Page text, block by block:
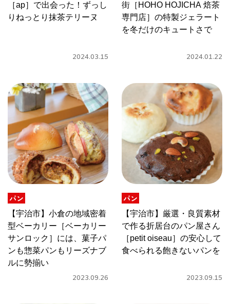
私と店のはなし
CULTURE
すべて
おすすめの展覧会
おすすめの映画
誠光社で選びました。
［ap］で出会った！ずっし
りねっとり抹茶テリーヌ
2024.03.15
街［HOHO HOJICHA 焙茶
専門店］の特製ジェラート
を冬だけのキュートさで
2024.01.22
パン
【宇治市】小倉の地域密着
型ベーカリー［ベーカリー
サンロック］には、菓子パ
ンも惣菜パンもリーズナブ
ルに勢揃い
2023.09.26
パン
【宇治市】厳選・良質素材
で作る折居台のパン屋さん
［petit oiseau］の安心して
食べられる飽きないパンを
2023.09.15